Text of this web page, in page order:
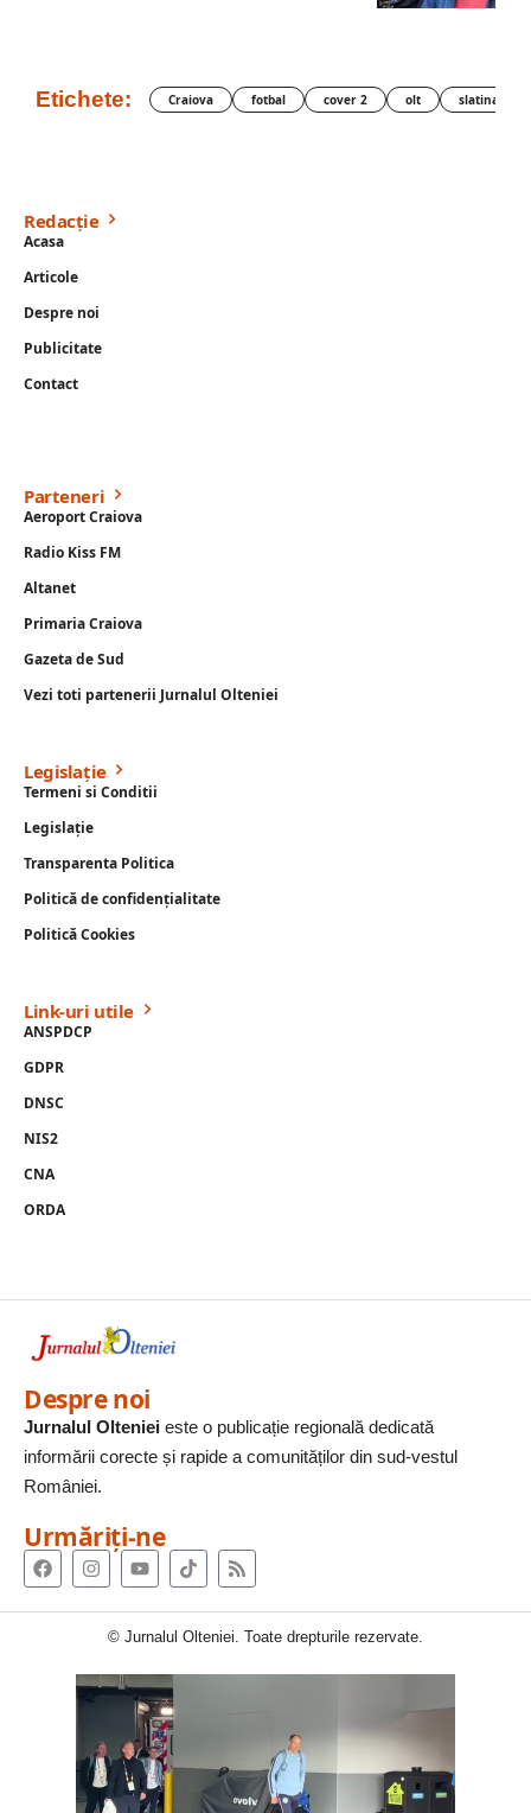
Etichete: Craiova fotbal cover 2 olt slatina
Redacție
Acasa
Articole
Despre noi
Publicitate
Contact
Parteneri
Aeroport Craiova
Radio Kiss FM
Altanet
Primaria Craiova
Gazeta de Sud
Vezi toti partenerii Jurnalul Olteniei
Legislație
Termeni si Conditii
Legislație
Transparenta Politica
Politică de confidențialitate
Politică Cookies
Link-uri utile
ANSPDCP
GDPR
DNSC
NIS2
CNA
ORDA
Despre noi
Jurnalul Olteniei este o publicație regională dedicată
informării corecte și rapide a comunităților din sud-vestul
României.
Urmăriți-ne
© Jurnalul Olteniei. Toate drepturile rezervate.